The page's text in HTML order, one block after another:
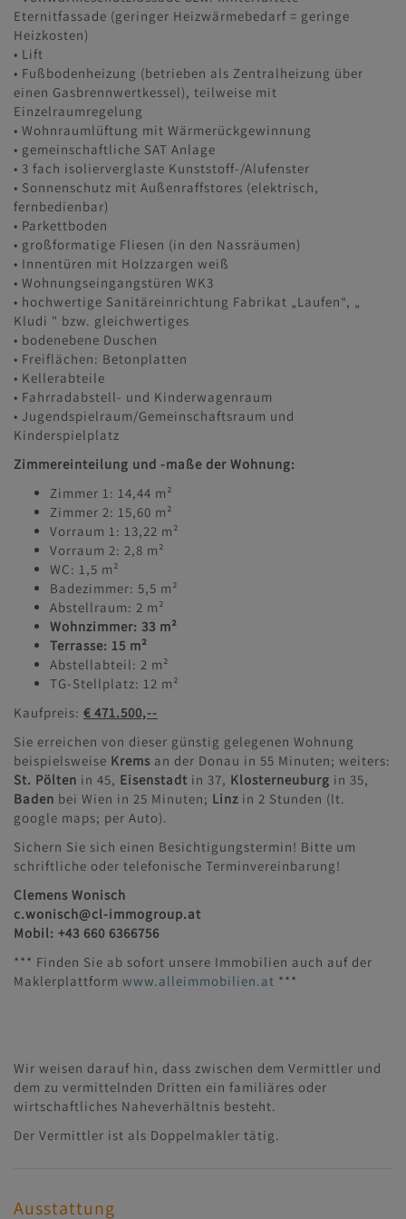
Eternitfassade (geringer Heizwärmebedarf = geringe
Heizkosten)
• Lift
• Fußbodenheizung (betrieben als Zentralheizung über
einen Gasbrennwertkessel), teilweise mit
Einzelraumregelung
• Wohnraumlüftung mit Wärmerückgewinnung
• gemeinschaftliche SAT Anlage
• 3 fach isolierverglaste Kunststoff-/Alufenster
• Sonnenschutz mit Außenraffstores (elektrisch,
fernbedienbar)
• Parkettboden
• großformatige Fliesen (in den Nassräumen)
• Innentüren mit Holzzargen weiß
• Wohnungseingangstüren WK3
• hochwertige Sanitäreinrichtung Fabrikat „Laufen“, „
Kludi " bzw. gleichwertiges
• bodenebene Duschen
• Freiflächen: Betonplatten
• Kellerabteile
• Fahrradabstell- und Kinderwagenraum
• Jugendspielraum/Gemeinschaftsraum und
Kinderspielplatz
Zimmereinteilung und -maße der Wohnung:
Zimmer 1: 14,44 m²
Zimmer 2: 15,60 m²
Vorraum 1: 13,22 m²
Vorraum 2: 2,8 m²
WC: 1,5 m²
Badezimmer: 5,5 m²
Abstellraum: 2 m²
Wohnzimmer: 33 m²
Terrasse: 15 m²
Abstellabteil: 2 m²
TG-Stellplatz: 12 m²
Kaufpreis: € 471.500,--
Sie erreichen von dieser günstig gelegenen Wohnung
beispielsweise Krems an der Donau in 55 Minuten; weiters:
St. Pölten in 45, Eisenstadt in 37, Klosterneuburg in 35,
Baden bei Wien in 25 Minuten; Linz in 2 Stunden (lt.
google maps; per Auto).
Sichern Sie sich einen Besichtigungstermin! Bitte um
schriftliche oder telefonische Terminvereinbarung!
Clemens Wonisch
c.wonisch@cl-immogroup.at
Mobil: +43 660 6366756
*** Finden Sie ab sofort unsere Immobilien auch auf der
Maklerplattform www.alleimmobilien.at ***
Wir weisen darauf hin, dass zwischen dem Vermittler und
dem zu vermittelnden Dritten ein familiäres oder
wirtschaftliches Naheverhältnis besteht.
Der Vermittler ist als Doppelmakler tätig.
Ausstattung